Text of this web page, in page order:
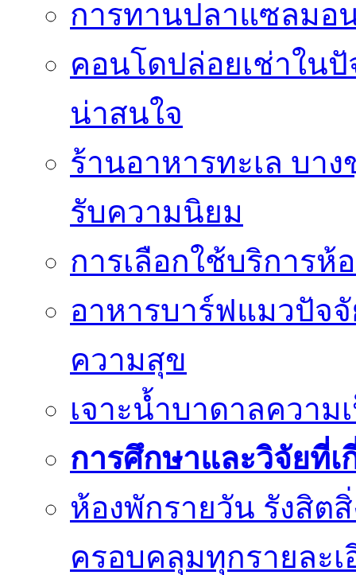
การทานปลาแซลมอ
คอนโดปล่อยเช่าใน
น่าสนใจ
ร้านอาหารทะเล บา
รับความนิยม
การเลือกใช้บริการห้
อาหารบาร์ฟแมวปัจ
ความสุข
เจาะน้ำบาดาลควา
การศึกษาและวิจัยที่
ห้องพักรายวัน รังสิต
ครอบคลุมทุกรายละเ